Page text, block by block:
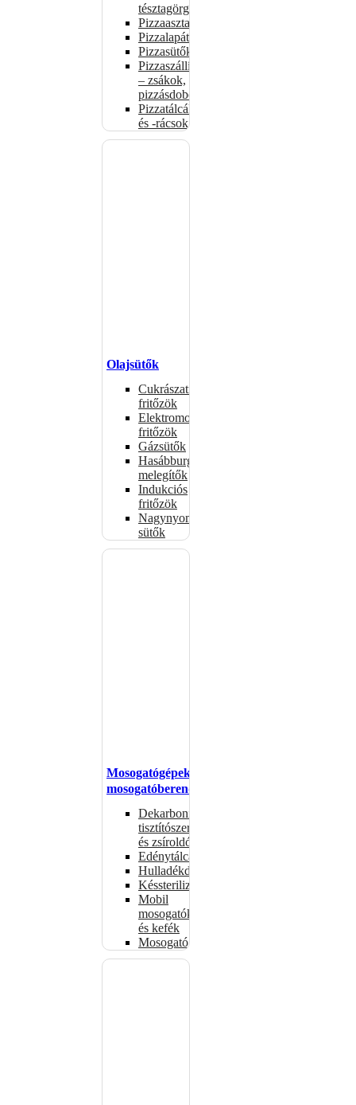
tésztagörgők
Pizzaasztalok
Pizzalapátok
Pizzasütők
Pizzaszállítás
– zsákok,
pizzásdobozok
Pizzatálcák
és -rácsok
Olajsütők
Cukrászati
fritőzök
Elektromos
fritőzök
Gázsütők
Hasábburgonya
melegítők
Indukciós
fritőzök
Nagynyomású
sütők
Mosogatógépek,
mosogatóberendezések
Dekarbonizáló
tisztítószerek
és zsíroldók
Edénytálcák
Hulladékdarálók
Késsterilizátorok
Mobil
mosogatók
és kefék
Mosogatógépkosarak